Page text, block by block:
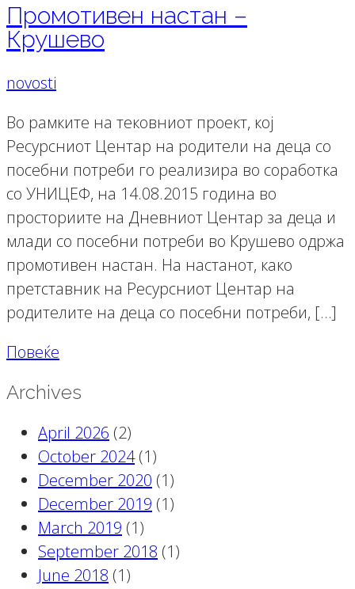
Промотивен настан –
Крушево
novosti
Во рамките на тековниот проект, кој
Ресурсниот Центар на родители на деца со
посебни потреби го реализира во соработка
со УНИЦЕФ, на 14.08.2015 година во
просториите на Дневниот Центар за деца и
млади со посебни потреби во Крушево одржа
промотивен настан. На настанот, како
претставник на Ресурсниот Центар на
родителите на деца со посебни потреби, […]
Повеќе
Archives
April 2026 (2)
October 2024(1)
December 2020 (1)
December 2019 (1)
March 2019 (1)
September 2018 (1)
June 2018 (1)